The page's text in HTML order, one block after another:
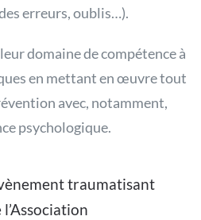
erreurs, oublis…).
domaine de compétence à
en mettant en œuvre tout
avec, notamment,
psychologique.
traumatisant